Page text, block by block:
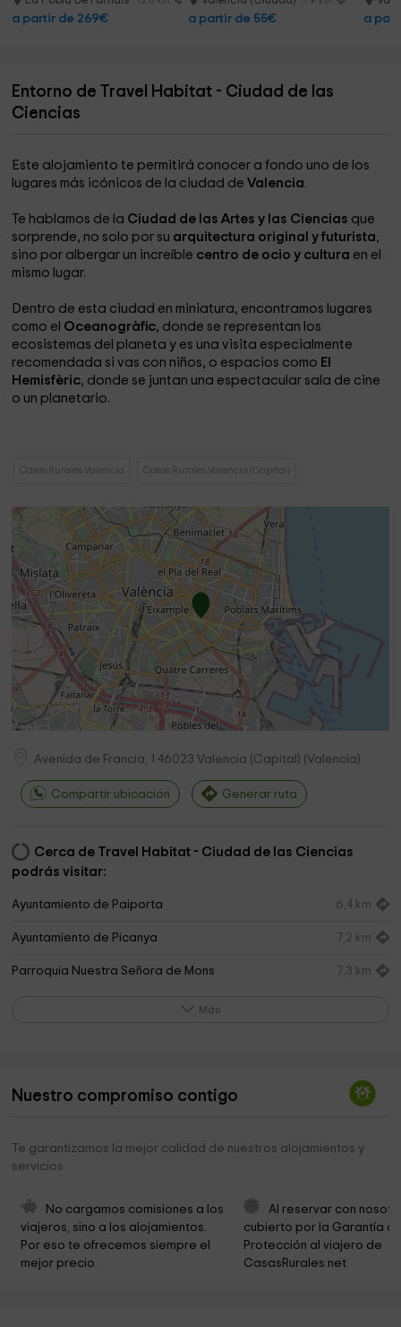
a partir de 269€ a partir de 55€ a
Entorno de Travel Habitat - Ciudad de las
Ciencias
Este alojamiento te permitirá conocer a fondo uno de los
lugares más icónicos de la ciudad deValencia.
Te hablamos de la Ciudad de las Artes y las Ciencias que
sorprende, no solo por su arquitectura original y futurista,
sino por albergar un increíble centro de ocio y cultura en el
mismo lugar.
Dentro de esta ciudad en miniatura, encontramos lugares
como el Oceanogràfic, donde se representan los
ecosistemas del planeta y es una visita especialmente
recomendada si vas con niños, o espacios como El
Hemisfèric, donde se juntan una espectacular sala de cine
o un planetario.
Casas Rurales Valencia Casas Rurales Valencia (Capital)
Avenida de Francia, 1 46023 Valencia (Capital) (Valencia)
Compartir ubicación Generar ruta
Cerca de Travel Habitat - Ciudad de las Ciencias
podrás visitar:
Ayuntamiento de Paiporta 6,4 km
Ayuntamiento de Picanya 7,2 km
Parroquia Nuestra Señora de Mons 7,3 km
Parroquia de Nuestra Señora de Monserrat
Ayuntamiento de Catarroja 7,7 km
Parroquia de Nuestra Señora de los Ángeles
Torre Mora
DiverBol
Marmoles Artisticos Magraner 9,5 km
Más
Nuestro compromiso contigo
Te garantizamos la mejor calidad de nuestros alojamientos y
servicios
No cargamos comisiones a los
viajeros, sino a los alojamientos.
Por eso te ofrecemos siempre el
mejor precio.
Al reservar con
cubierto por la Garantía
Protección al viajero de
CasasRurales.net